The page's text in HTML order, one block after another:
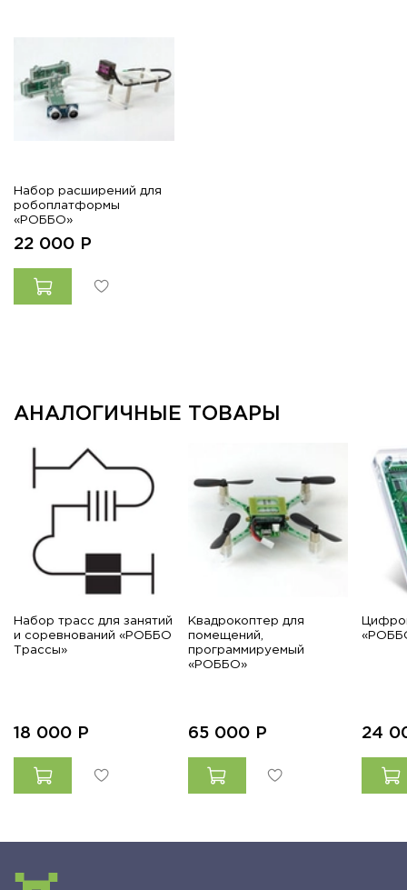
Набор расширений для
робоплатформы
«РОББО»
22 000 Р
АНАЛОГИЧНЫЕ ТОВАРЫ
Набор трасс для занятий
и соревнований «РОББО
Трассы»
18 000 Р
Квадрокоптер для
помещений,
программируемый
«РОББО»
65 000 Р 24